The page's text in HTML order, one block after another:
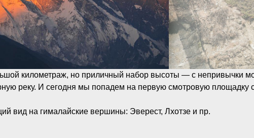
километраж, но приличный набор высоты — с непривычки
реку. И сегодня мы попадем на первую смотровую площадку
вид на гималайские вершины: Эверест, Лхотзе и пр.